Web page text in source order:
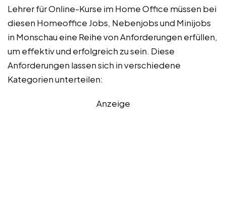
Lehrer für Online-Kurse im Home Office müssen bei
diesen Homeoffice Jobs, Nebenjobs und Minijobs
in Monschau eine Reihe von Anforderungen erfüllen,
um effektiv und erfolgreich zu sein. Diese
Anforderungen lassen sich in verschiedene
Kategorien unterteilen:
Anzeige